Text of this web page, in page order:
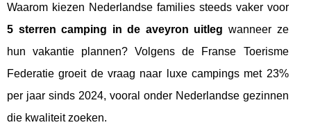
Waarom kiezen Nederlandse families steeds vaker voor
5 sterren camping in de aveyron uitleg wanneer ze
hun vakantie plannen? Volgens de Franse Toerisme
Federatie groeit de vraag naar luxe campings met 23%
per jaar sinds 2024, vooral onder Nederlandse gezinnen
die kwaliteit zoeken.